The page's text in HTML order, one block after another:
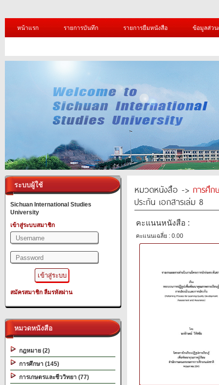
หน้าแรก รายการบันทึก รายการยืมหนังสือ ข้อมูลส่ว
ระบบผู้ใช้
Sichuan International Studies
University
เข้าสู่ระบบสมาชิก
สมัครสมาชิก ลืมรหัสผ่าน
หมวดหนังสือ
กฎหมาย (2)
การศึกษา (145)
การเกษตรและชีววิทยา (77)
หมวดหนังสือ -> การศึก
ประกัน เอกสารเล่ม 8
คะแนนหนังสือ :
คะแนนเฉลี่ย : 0.00